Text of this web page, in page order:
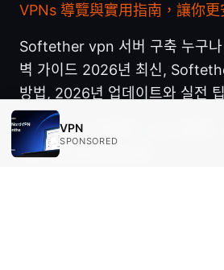
VPNs 導覽與實用指南，讓你更
Softether vpn 서버 구축 누구나
벽 가이드 2026년 최신,
방법, 2026년 업데이트와 실전 팁
Iphone ipad 翻牆 ⭐ vpn 推薦
vpn 評比與選購指南
VPN
SPONSORED